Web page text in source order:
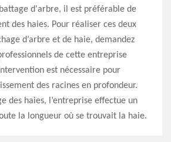
d'arbre, il est préférable de
des haies. Pour réaliser ces deux
d’arbre et de haie, demandez
de cette entreprise
est nécessaire pour
des racines en profondeur.
des haies, l’entreprise effectue un
la longueur où se trouvait la haie.